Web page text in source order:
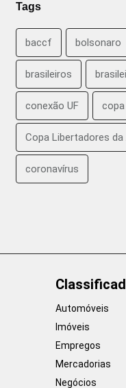
Tags
baccf bolsonaro
brasileiros
conexão UF
Copa Libertadores
coronavírus
Automóveis
Imóveis
Empregos
Mercadorias
Negócios